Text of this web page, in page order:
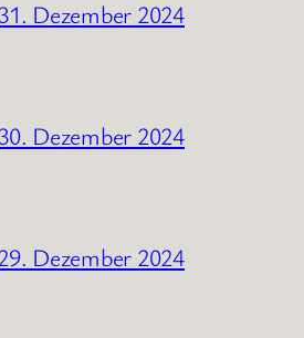
Dezember 2024
Dezember 2024
Dezember 2024